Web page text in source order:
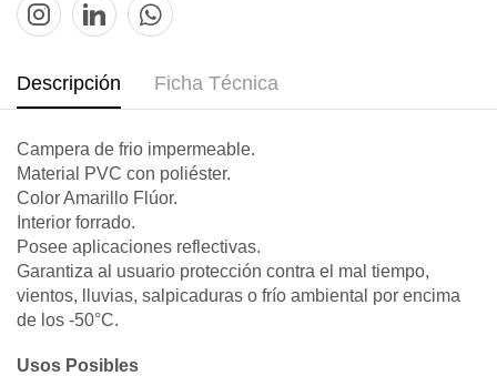
Descripción Ficha Técnica
Campera de frio impermeable.
Material PVC con poliéster.
Color Amarillo Flúor.
Interior forrado.
Posee aplicaciones reflectivas.
Garantiza al usuario protección contra el mal tiempo,
vientos, lluvias, salpicaduras o frío ambiental por encima
de los -50°C.
Usos Posibles